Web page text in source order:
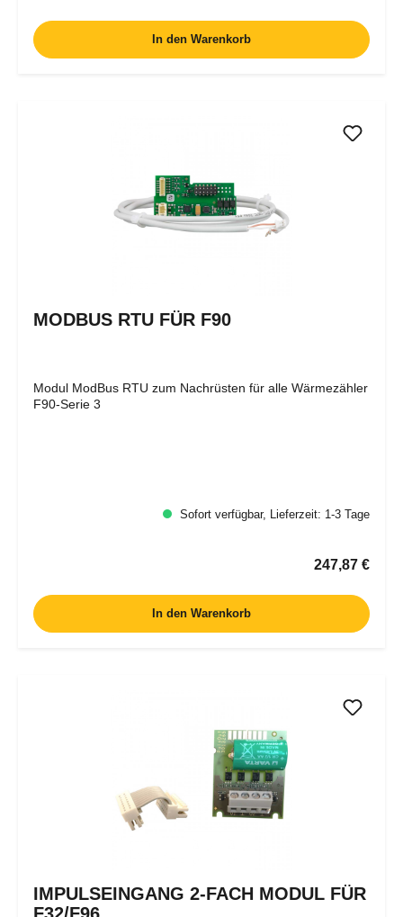
In den Warenkorb
MODBUS RTU FÜR F90
Modul ModBus RTU zum Nachrüsten für alle Wärmezähler
F90-Serie 3
Sofort verfügbar, Lieferzeit: 1-3 Tage
Regulärer
247,87 €
In den Warenkorb
IMPULSEINGANG 2-FACH MODUL FÜR